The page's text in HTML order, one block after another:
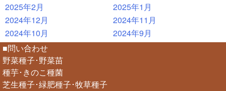
2025年2月
2025年1月
2024年12月
2024年11月
2024年10月
2024年9月
■問い合わせ
野菜種子･野菜苗
種芋･きのこ種菌
芝生種子･緑肥種子･牧草種子